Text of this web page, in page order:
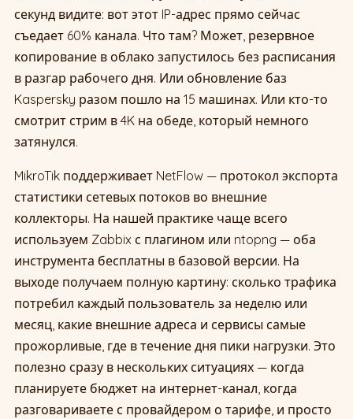
секунд видите: вот этот IP-адрес прямо сейчас
съедает 60% канала. Что там? Может, резервное
копирование в облако запустилось без расписания
в разгар рабочего дня. Или обновление баз
Kaspersky разом пошло на 15 машинах. Или кто-то
смотрит стрим в 4K на обеде, который немного
затянулся.
MikroTik поддерживает NetFlow — протокол экспорта
статистики сетевых потоков во внешние
коллекторы. На нашей практике чаще всего
используем Zabbix с плагином или ntopng — оба
инструмента бесплатны в базовой версии. На
выходе получаем полную картину: сколько трафика
потребил каждый пользователь за неделю или
месяц, какие внешние адреса и сервисы самые
прожорливые, где в течение дня пики нагрузки. Это
полезно сразу в нескольких ситуациях — когда
планируете бюджет на интернет-канал, когда
разговариваете с провайдером о тарифе, и просто